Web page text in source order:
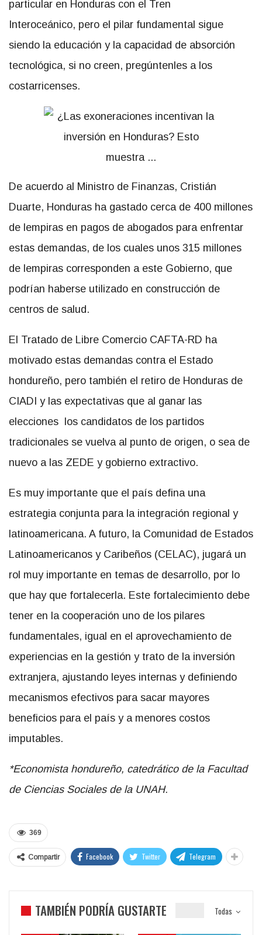
particular en Honduras con el Tren
Interoceánico, pero el pilar fundamental sigue
siendo la educación y la capacidad de absorción
tecnológica, si no creen, pregúntenles a los
costarricenses.
De acuerdo al Ministro de Finanzas, Cristián
Duarte, Honduras ha gastado cerca de 400 millones
de lempiras en pagos de abogados para enfrentar
estas demandas, de los cuales unos 315 millones
de lempiras corresponden a este Gobierno, que
podrían haberse utilizado en construcción de
centros de salud.
El Tratado de Libre Comercio CAFTA-RD ha
motivado estas demandas contra el Estado
hondureño, pero también el retiro de Honduras de
CIADI y las expectativas que al ganar las
elecciones los candidatos de los partidos
tradicionales se vuelva al punto de origen, o sea de
nuevo a las ZEDE y gobierno extractivo.
Es muy importante que el país defina una
estrategia conjunta para la integración regional y
latinoamericana. A futuro, la Comunidad de Estados
Latinoamericanos y Caribeños (CELAC), jugará un
rol muy importante en temas de desarrollo, por lo
que hay que fortalecerla. Este fortalecimiento debe
tener en la cooperación uno de los pilares
fundamentales, igual en el aprovechamiento de
experiencias en la gestión y trato de la inversión
extranjera, ajustando leyes internas y definiendo
mecanismos efectivos para sacar mayores
beneficios para el país y a menores costos
imputables.
*Economista hondureño, catedrático de la Facultad
de Ciencias Sociales de la UNAH.
369
Compartir Facebook Twitter Telegram
Todas
TAMBIÉN PODRÍA GUSTARTE